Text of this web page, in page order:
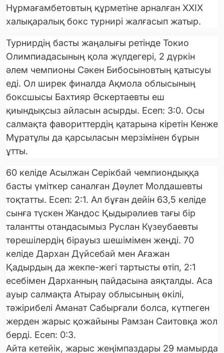
Нұрмағамбетовтың құрметіне арналған XXIX
халықаралық бокс турнирі жалғасып жатыр.
Турнирдің басты жаңалығы ретінде Токио
Олимпиадасының қола жүлдегері, 2 дүркін
әлем чемпионы Сәкен Бибосыновтың қатысуы
еді. Ол ширек финалда Ақмола облысының
боксшысы Бахтияр Әскертаевты еш
қиындықсыз айласын асырды. Есеп: 3:0. Осы
салмақта фавориттердің қатарына кіретін Кенже
Мұратұлы да қарсыласын мерзімінен бұрын
ұтты.
60 келіде Асылжан Серікбай чемпиондыққа
басты үміткер саналған Дәулет Молдашевты
тоқтатты. Есеп: 2:1. Ал бұған дейін 63,5 келіде
сынға түскен Жандос Қыдырәлиев тағы бір
талантты отандасымыз Руслан Күзеубаевты
төрешілердің бірауыз шешімімен жеңді. 70
келіде Дархан Дүйсебай мен Ағажан
Қадырдың да жекпе-жегі тартысты өтіп, 2:1
есебімен Дарханның пайдасына аяқталды. Аса
ауыр салмақта Атырау облысының өкілі,
тәжірибелі Аманат Сабырғали болса, күтпеген
жерден жарыс қожайыны Рамзан Саитовқа жол
берді. Есеп: 0:3.
Айта кетейік, жарыс жеңімпаздары 29 мамырда